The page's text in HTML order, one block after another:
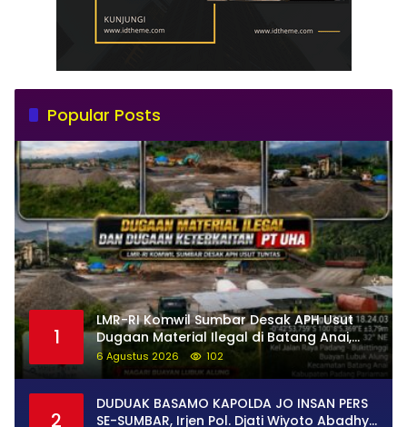
Popular Posts
1
LMR-RI Komwil Sumbar Desak APH Usut
Dugaan Material Ilegal di Batang Anai,
Dugaan Keterkaitan PT UHA Diminta
Diselidiki Tuntas
6 Agustus 2026 102
2
DUDUAK BASAMO KAPOLDA JO INSAN PERS
SE-SUMBAR, Irjen Pol. Djati Wiyoto Abadhy